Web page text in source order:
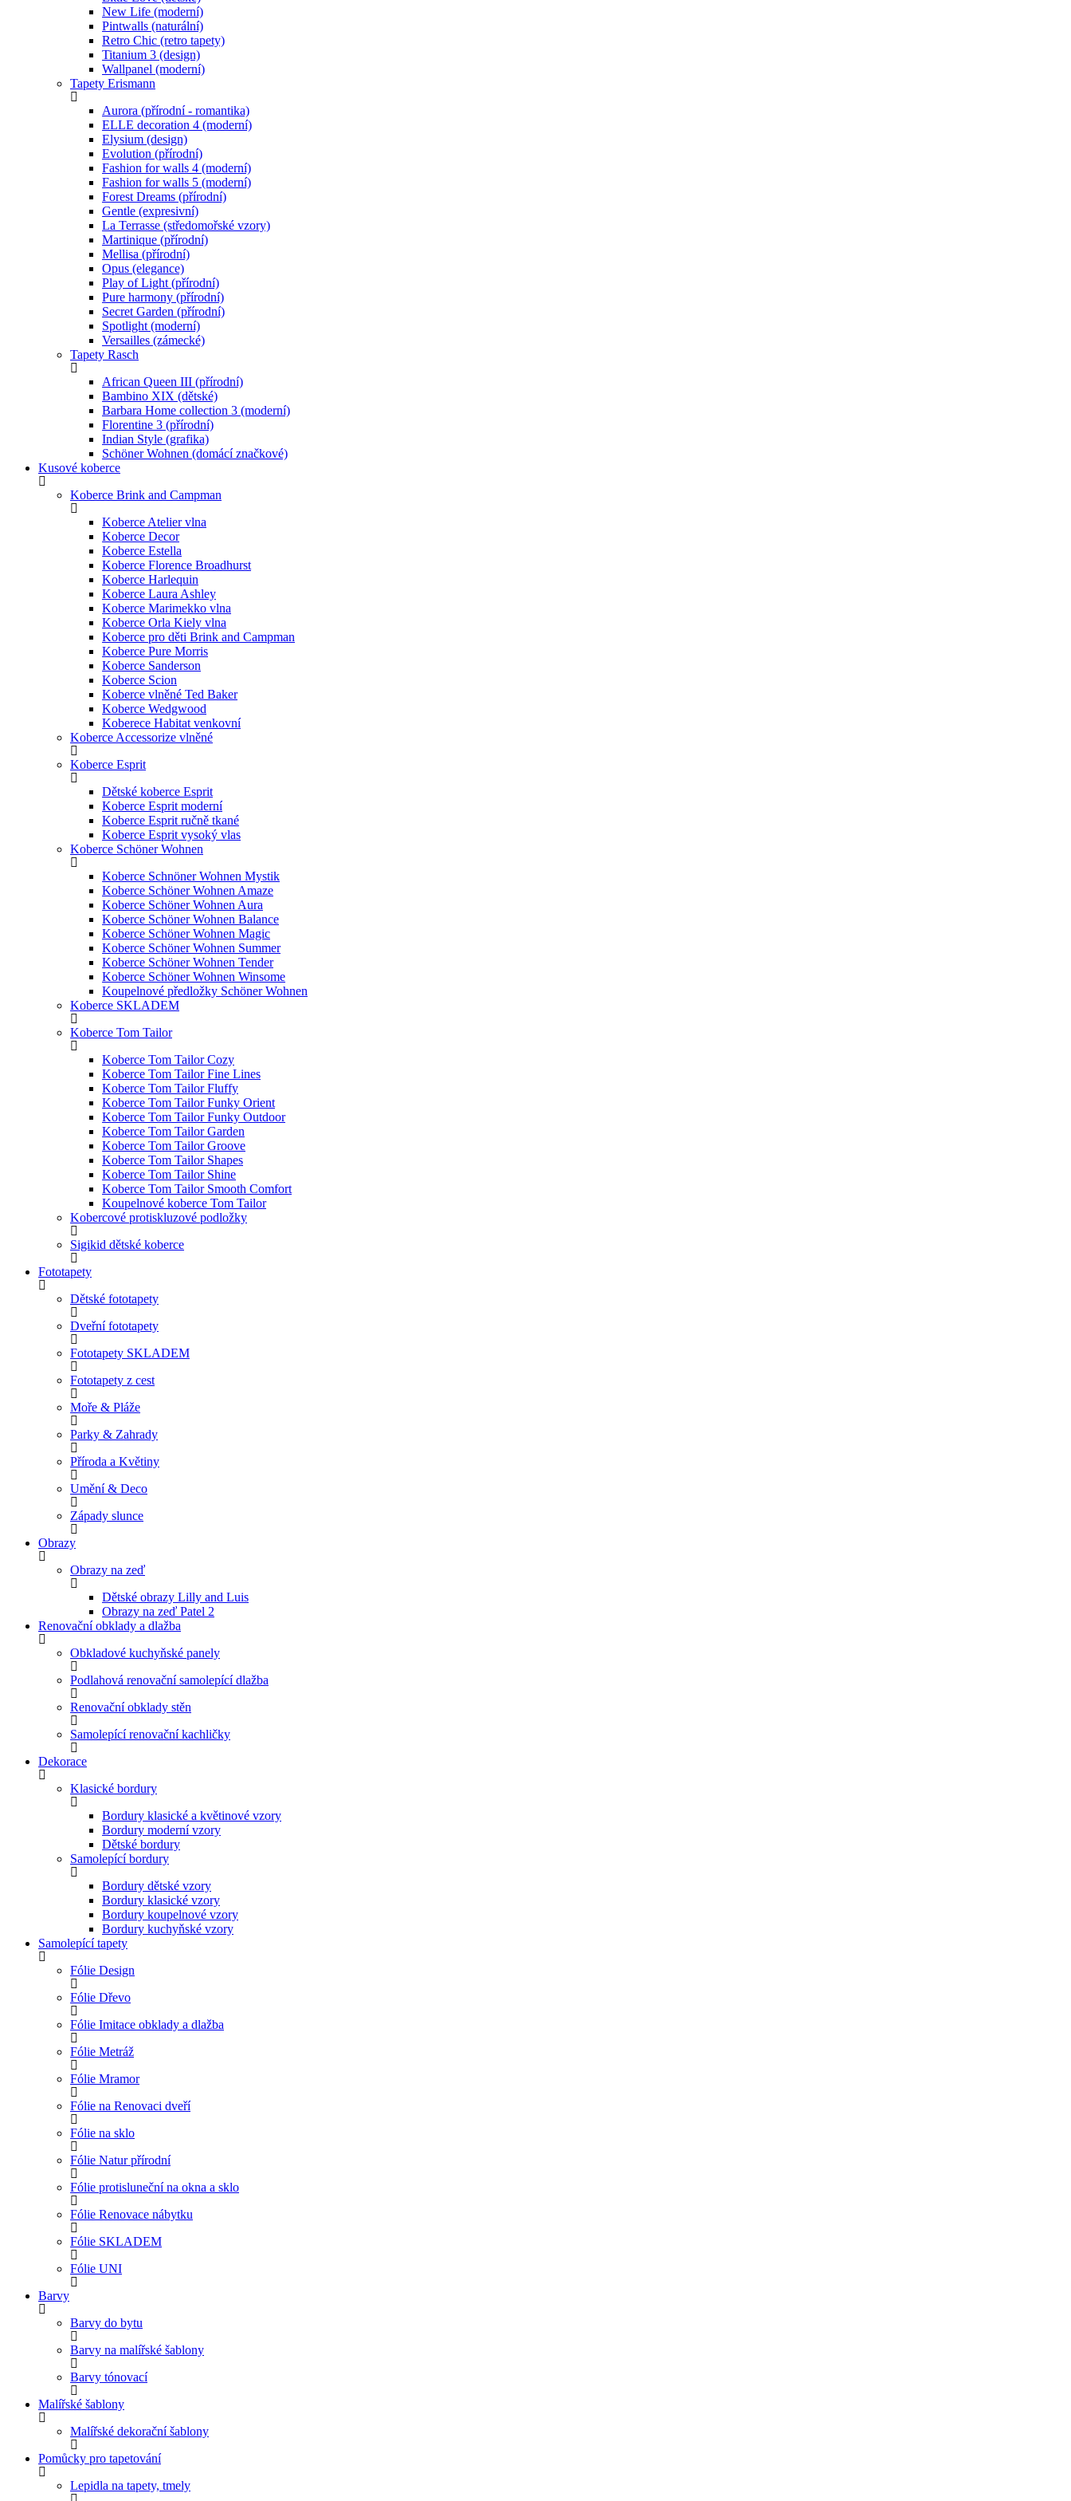
New Life (moderní)
Pintwalls (naturální)
Retro Chic (retro tapety)
Titanium 3 (design)
Wallpanel (moderní)
Tapety Erismann
Aurora (přírodní - romantika)
ELLE decoration 4 (moderní)
Elysium (design)
Evolution (přírodní)
Fashion for walls 4 (moderní)
Fashion for walls 5 (moderní)
Forest Dreams (přírodní)
Gentle (expresivní)
La Terrasse (středomořské vzory)
Martinique (přírodní)
Mellisa (přírodní)
Opus (elegance)
Play of Light (přírodní)
Pure harmony (přírodní)
Secret Garden (přírodní)
Spotlight (moderní)
Versailles (zámecké)
Tapety Rasch
African Queen III (přírodní)
Bambino XIX (dětské)
Barbara Home collection 3 (moderní)
Florentine 3 (přírodní)
Indian Style (grafika)
Schöner Wohnen (domácí značkové)
Kusové koberce
Koberce Brink and Campman
Koberce Atelier vlna
Koberce Decor
Koberce Estella
Koberce Florence Broadhurst
Koberce Harlequin
Koberce Laura Ashley
Koberce Marimekko vlna
Koberce Orla Kiely vlna
Koberce pro děti Brink and Campman
Koberce Pure Morris
Koberce Sanderson
Koberce Scion
Koberce vlněné Ted Baker
Koberce Wedgwood
Koberece Habitat venkovní
Koberce Accessorize vlněné
Koberce Esprit
Dětské koberce Esprit
Koberce Esprit moderní
Koberce Esprit ručně tkané
Koberce Esprit vysoký vlas
Koberce Schöner Wohnen
Koberce Schnöner Wohnen Mystik
Koberce Schöner Wohnen Amaze
Koberce Schöner Wohnen Aura
Koberce Schöner Wohnen Balance
Koberce Schöner Wohnen Magic
Koberce Schöner Wohnen Summer
Koberce Schöner Wohnen Tender
Koberce Schöner Wohnen Winsome
Koupelnové předložky Schöner Wohnen
Koberce SKLADEM
Koberce Tom Tailor
Koberce Tom Tailor Cozy
Koberce Tom Tailor Fine Lines
Koberce Tom Tailor Fluffy
Koberce Tom Tailor Funky Orient
Koberce Tom Tailor Funky Outdoor
Koberce Tom Tailor Garden
Koberce Tom Tailor Groove
Koberce Tom Tailor Shapes
Koberce Tom Tailor Shine
Koberce Tom Tailor Smooth Comfort
Koupelnové koberce Tom Tailor
Kobercové protiskluzové podložky
Sigikid dětské koberce
Fototapety
Dětské fototapety
Dveřní fototapety
Fototapety SKLADEM
Fototapety z cest
Moře & Pláže
Parky & Zahrady
Příroda a Květiny
Umění & Deco
Západy slunce
Obrazy
Obrazy na zeď
Dětské obrazy Lilly and Luis
Obrazy na zeď Patel 2
Renovační obklady a dlažba
Obkladové kuchyňské panely
Podlahová renovační samolepící dlažba
Renovační obklady stěn
Samolepící renovační kachličky
Dekorace
Klasické bordury
Bordury klasické a květinové vzory
Bordury moderní vzory
Dětské bordury
Samolepící bordury
Bordury dětské vzory
Bordury klasické vzory
Bordury koupelnové vzory
Bordury kuchyňské vzory
Samolepící tapety
Fólie Design
Fólie Dřevo
Fólie Imitace obklady a dlažba
Fólie Metráž
Fólie Mramor
Fólie na Renovaci dveří
Fólie na sklo
Fólie Natur přírodní
Fólie protisluneční na okna a sklo
Fólie Renovace nábytku
Fólie SKLADEM
Fólie UNI
Barvy
Barvy do bytu
Barvy na malířské šablony
Barvy tónovací
Malířské šablony
Malířské dekorační šablony
Pomůcky pro tapetování
Lepidla na tapety, tmely